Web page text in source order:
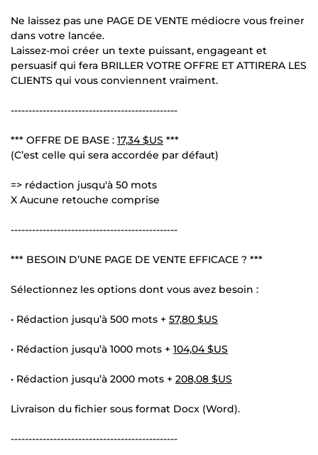
Ne laissez pas une PAGE DE VENTE médiocre vous freiner
dans votre lancée.
Laissez-moi créer un texte puissant, engageant et
persuasif qui fera BRILLER VOTRE OFFRE ET ATTIRERA LES
CLIENTS qui vous conviennent vraiment.
-----------------------------------------------
*** OFFRE DE BASE : 17,34 $US ***
(C’est celle qui sera accordée par défaut)
=> rédaction jusqu'à 50 mots
X Aucune retouche comprise
-----------------------------------------------
*** BESOIN D’UNE PAGE DE VENTE EFFICACE ? ***
Sélectionnez les options dont vous avez besoin :
• Rédaction jusqu’à 500 mots + 57,80 $US
• Rédaction jusqu’à 1000 mots + 104,04 $US
• Rédaction jusqu’à 2000 mots + 208,08 $US
Livraison du fichier sous format Docx (Word).
-----------------------------------------------